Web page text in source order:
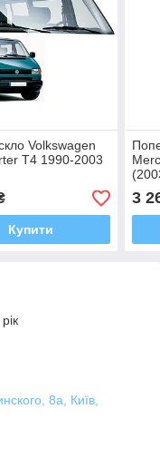
Volkswagen
T4 1990-2003
Купити
3
8а, Київ,